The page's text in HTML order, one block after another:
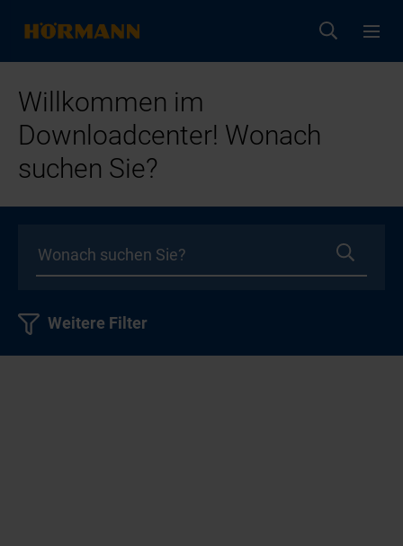
Willkommen im
Downloadcenter! Wonach
suchen Sie?
Weitere Filter